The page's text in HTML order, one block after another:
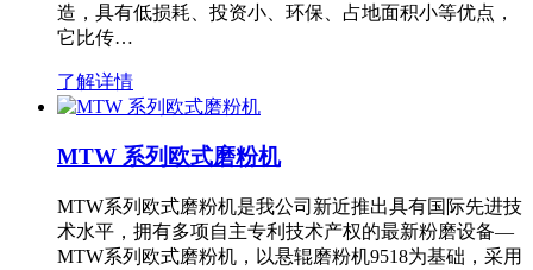
造，具有低损耗、投资小、环保、占地面积小等优点，
它比传…
了解详情
MTW 系列欧式磨粉机
MTW系列欧式磨粉机是我公司新近推出具有国际先进技
术水平，拥有多项自主专利技术产权的最新粉磨设备—
MTW系列欧式磨粉机，以悬辊磨粉机9518为基础，采用